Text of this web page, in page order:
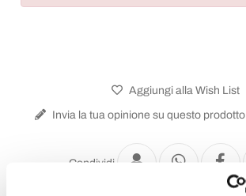
Aggiungi alla Wish List
Invia la tua opinione su questo prodotto
Condividi